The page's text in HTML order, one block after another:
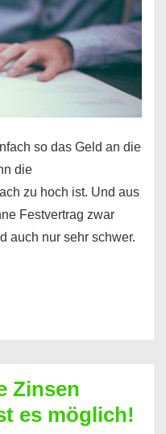
so das Geld an die
die
zu hoch ist. Und aus
Festvertrag zwar
auch nur sehr schwer.
Zinsen
es möglich!